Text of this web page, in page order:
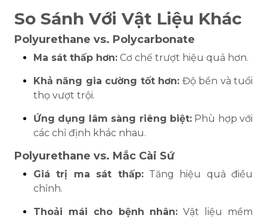
So Sánh Với Vật Liệu Khác
Polyurethane vs. Polycarbonate
Ma sát thấp hơn: Cơ chế trượt hiệu quả hơn.
Khả năng gia cường tốt hơn: Độ bền và tuổi
thọ vượt trội.
Ứng dụng lâm sàng riêng biệt:Phù hợp với
các chỉ định khác nhau.
Polyurethane vs. Mắc Cài Sứ
Giá trị ma sát thấp:Tăng hiệu quả điều
chỉnh.
Thoải mái cho bệnh nhân: Vật liệu mềm